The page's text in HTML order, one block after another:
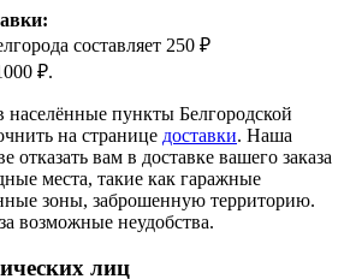
составляет 250 ₽
₽.
населённые пункты Белгородской
на странице доставки. Наша
отказать вам в доставке вашего заказа
места, такие как гаражные
зоны, заброшенную территорию.
возможные неудобства.
лиц